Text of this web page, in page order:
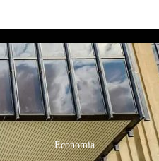
Economia